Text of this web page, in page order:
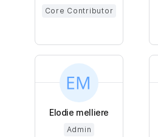
Core Contributor
Elodie melliere
Admin